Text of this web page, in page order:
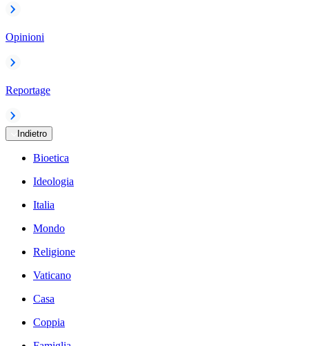
Opinioni
Reportage
Indietro
Bioetica
Ideologia
Italia
Mondo
Religione
Vaticano
Casa
Coppia